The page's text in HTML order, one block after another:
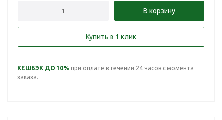
В корзину
Купить в 1 клик
КЕШБЭК ДО 10% при оплате в течении 24 часов с момента
заказа.